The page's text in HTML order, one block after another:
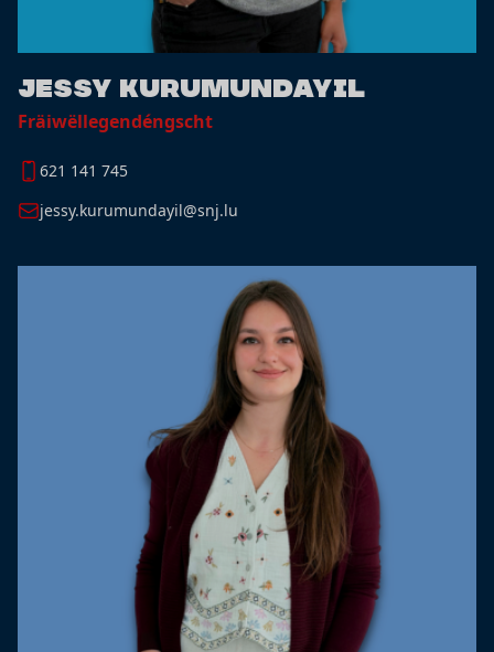
Jessy Kurumundayil
Fräiwëllegendéngscht
621 141 745
jessy.kurumundayil@snj.lu